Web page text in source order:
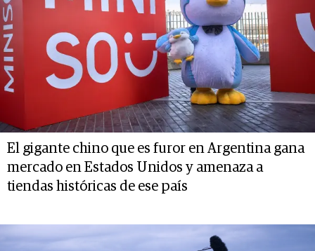
El gigante chino que es furor en Argentina gana
mercado en Estados Unidos y amenaza a
tiendas históricas de ese país